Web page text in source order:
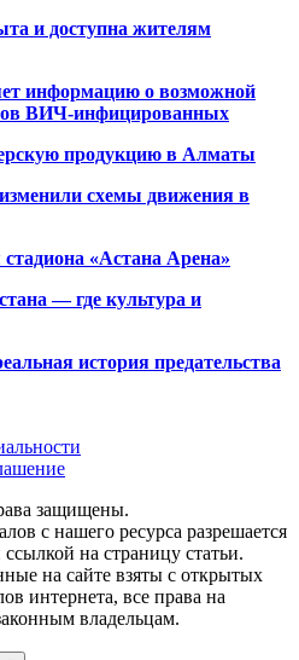
и доступна жителям
информацию о возможной
ВИЧ-инфицированных
продукцию в Алматы
схемы движения в
«Астана Арена»
— где культура и
история предательства
защищены.
с нашего ресурса разрешается
на страницу статьи.
на сайте взяты с открытых
интернета, все права на
владельцам.